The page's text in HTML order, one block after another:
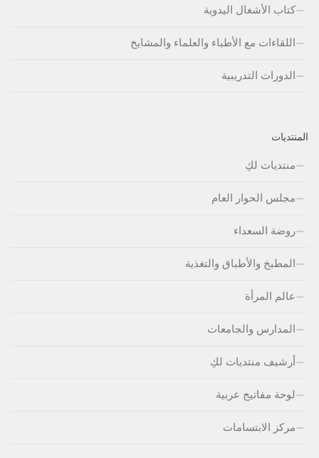
كتاب الأشغال اليدوية
اللقاءات مع الأطباء والعلماء والمشايخ
الدورات التدريبية
المنتديات
منتديات لكِ
مجلس الحوار العام
روضة السعداء
المطبخ والأطباق والتغذية
عالم المرأة
المدارس والجامعات
أرشيف منتديات لكِ
لوحة مفاتيج عربية
مركز الابتسامات